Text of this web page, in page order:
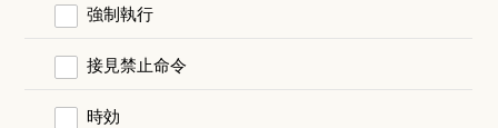
強制執行
接見禁止命令
時効